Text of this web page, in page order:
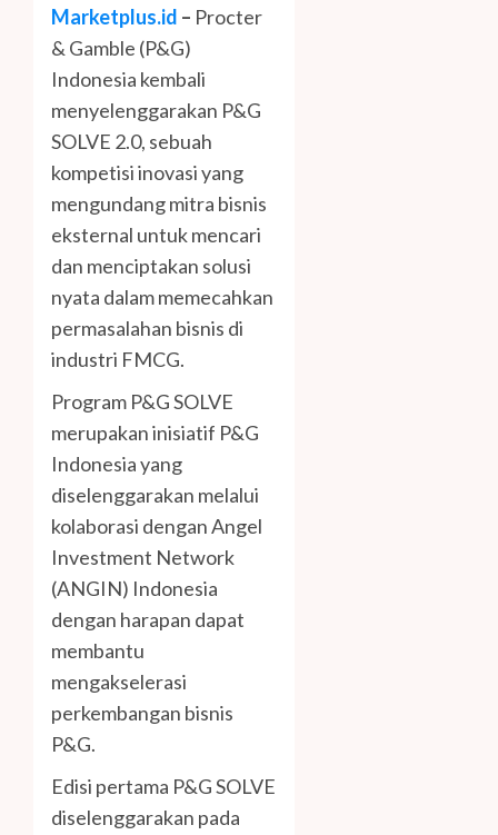
Marketplus.id – Procter
& Gamble (P&G)
Indonesia kembali
menyelenggarakan P&G
SOLVE 2.0, sebuah
kompetisi inovasi yang
mengundang mitra bisnis
eksternal untuk mencari
dan menciptakan solusi
nyata dalam memecahkan
permasalahan bisnis di
industri FMCG.
Program P&G SOLVE
merupakan inisiatif P&G
Indonesia yang
diselenggarakan melalui
kolaborasi dengan Angel
Investment Network
(ANGIN) Indonesia
dengan harapan dapat
membantu
mengakselerasi
perkembangan bisnis
P&G.
Edisi pertama P&G SOLVE
diselenggarakan pada